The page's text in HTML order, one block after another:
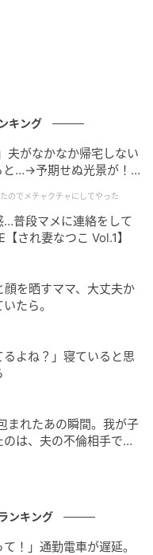
キング
夫がなかなか帰宅しない
と…→予期せぬ光景が！
のでメチャクチャにしてやった
…普段マメに連絡をして
され妻なつこ Vol.1】
を晒すママ、大丈夫か
たら。
よね？」寝ていると思
れたあの瞬間。我が子
は、夫の不倫相手でし
ンキング
！」通勤電車が遅延。